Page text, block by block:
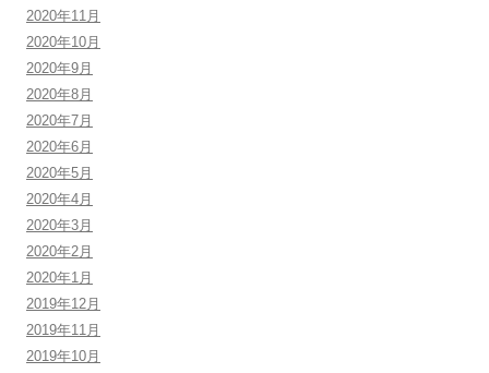
2020年11月
2020年10月
2020年9月
2020年8月
2020年7月
2020年6月
2020年5月
2020年4月
2020年3月
2020年2月
2020年1月
2019年12月
2019年11月
2019年10月